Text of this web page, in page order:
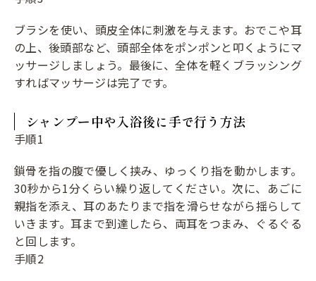
ブラシを使い、頭皮全体に刺激を与えます。おでこや耳
の上、後頭部など、頭部全体をポンポンと叩くようにマ
ッサージしましょう。最後に、全体を軽くブラッシング
すればマッサージは完了です。
シャンプー中や入浴後に手で行う方法
手順1
鎖骨を指の腹で優しく挟み、ゆっくり指を動かします。
30秒から1分くらい繰り返してください。次に、あごに
親指を添え、耳のあたりまで指を滑らせながら揺らして
いきます。耳まで到達したら、両耳をつまみ、ぐるぐる
と回します。
手順2